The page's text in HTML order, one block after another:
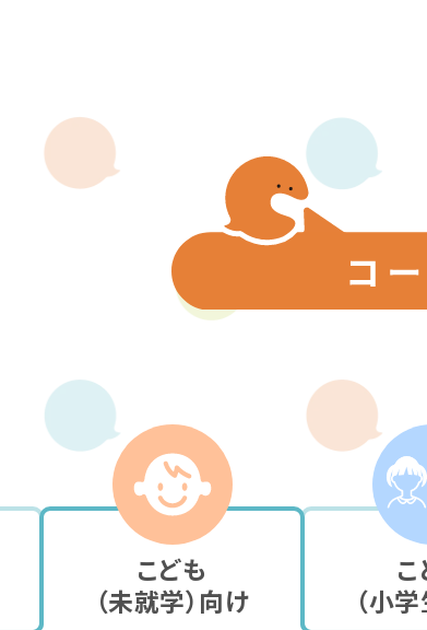
こども
（未就学） 向け
（小学